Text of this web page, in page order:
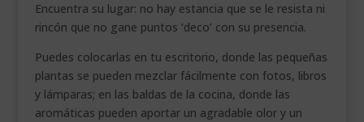
Encuentra su lugar: no hay estancia que se le resista ni
rincón que no gane puntos ‘deco’ con su presencia.
Puedes colocarlas en tu escritorio, donde las pequeñas
plantas se pueden mezclar fácilmente con fotos, libros
y lámparas; en las baldas de la cocina, donde las
aromáticas pueden aportar un agradable olor y un